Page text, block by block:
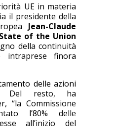
UE in materia
il presidente della
Jean-Claude
State of the Union
della continuità
intraprese finora
delle azioni
Del resto, ha
“la Commissione
l’80% delle
all’inizio del